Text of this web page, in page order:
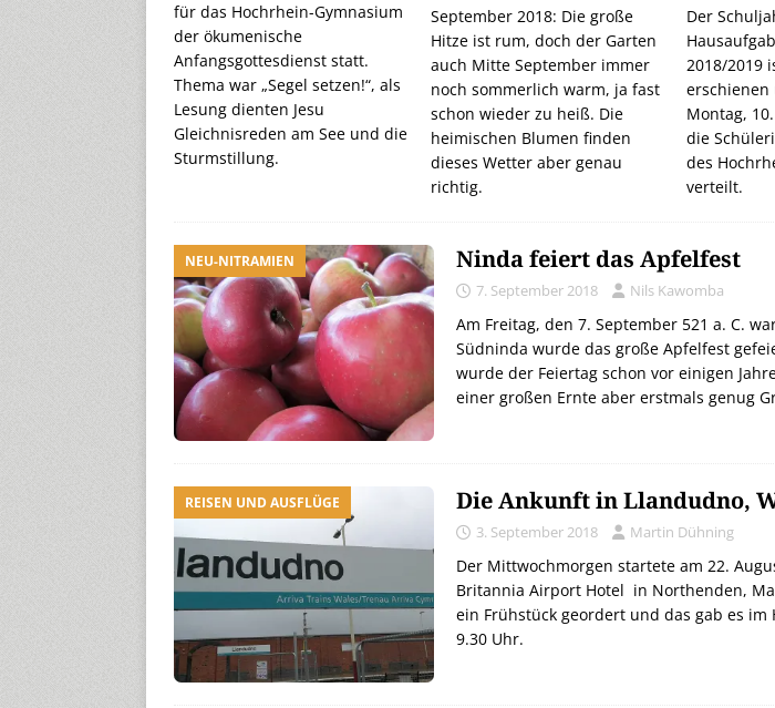
für das Hochrhein-Gymnasium
der ökumenische
Anfangsgottesdienst statt.
Thema war „Segel setzen!“, als
Lesung dienten Jesu
Gleichnisreden am See und die
Sturmstillung.
September 2018: Die große
Hitze ist rum, doch der Garten
auch Mitte September immer
noch sommerlich warm, ja fast
schon wieder zu heiß. Die
heimischen Blumen finden
dieses Wetter aber genau
richtig.
Der
2018/2019
Montag,
die
des
verteilt.
NEU-NITRAMIEN Ninda feiert das Apfelfest
7. September 2018 Nils Kawomba
Am Freitag, den 7. September 521 a. C.
Südninda wurde das große Apfelfest
wurde der Feiertag schon vor einigen
einer großen Ernte aber erstmals genug
REISEN UND AUSFLÜGE Die Ankunft in Llandudno,
3. September 2018 Martin Dühning
Der Mittwochmorgen startete am 22.
Britannia Airport Hotel in Northenden,
ein Frühstück geordert und das gab es
9.30 Uhr.